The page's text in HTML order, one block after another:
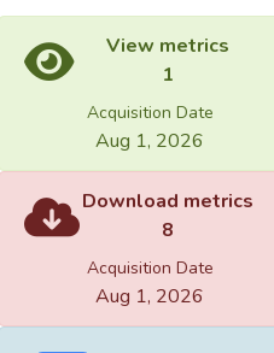
View metrics
1
Acquisition Date
Aug 1, 2026
Download metrics
8
Acquisition Date
Aug 1, 2026